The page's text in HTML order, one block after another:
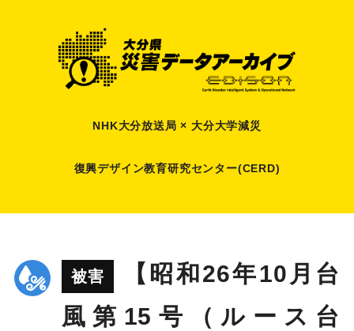
NHK大分放送局 × 大分大学減災
復興デザイン教育研究センター(CERD)
被害
【昭和26年10月台
風第15号（ルース台